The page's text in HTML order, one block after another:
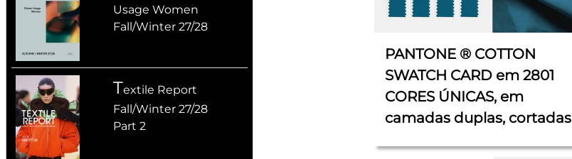
Usage Women
Fall/Winter 27/28
Textile Report
Fall/Winter 27/28
Part 2
PANTONE ® COTTON
SWATCH CARD em 2801
CORES ÚNICAS, em
camadas duplas, cortadas